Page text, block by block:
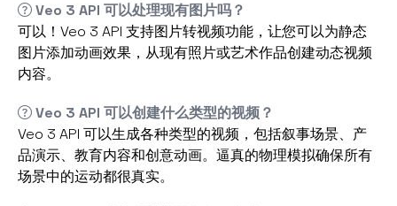
Veo 3 API 可以处理现有图片吗？
可以！Veo 3 API 支持图片转视频功能，让您可以为静态
图片添加动画效果，从现有照片或艺术作品创建动态视频
内容。
Veo 3 API 可以创建什么类型的视频？
Veo 3 API 可以生成各种类型的视频，包括叙事场景、产
品演示、教育内容和创意动画。逼真的物理模拟确保所有
场景中的运动都很真实。